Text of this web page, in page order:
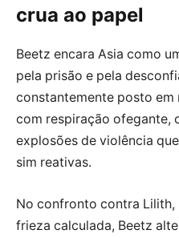
crua ao papel
Beetz encara Asia como
pela prisão e pela
constantemente posto em
com respiração ofegante,
explosões de violência
sim reativas.
No confronto contra
frieza calculada, Beetz